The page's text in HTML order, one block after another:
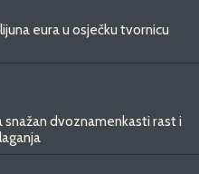
eura u osječku tvornicu
snažan dvoznamenkasti rast i